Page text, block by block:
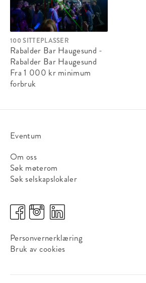
100 SITTEPLASSER
Rabalder Bar Haugesund -
Rabalder Bar Haugesund
Fra 1 000 kr minimum
forbruk
Eventum
Om oss
Søk møterom
Søk selskapslokaler
Personvernerklæring
Bruk av cookies